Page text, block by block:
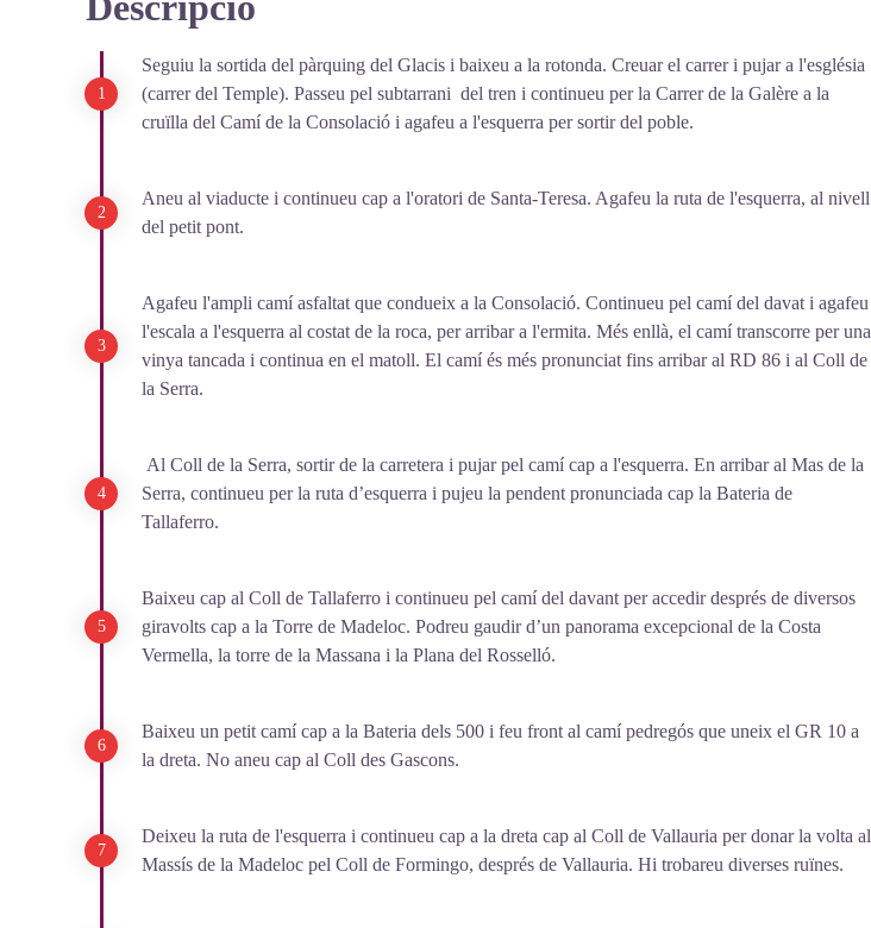
View picture in full screen
Seguiu la sortida del pàrquing del Glacis i baixeu a la rotonda. Creuar el carrer i pujar a l'església
(carrer del Temple). Passeu pel subtarrani del tren i continueu per la Carrer de la Galère a la
cruïlla del Camí de la Consolació i agafeu a l'esquerra per sortir del poble.
Aneu al viaducte i continueu cap a l'oratori de Santa-Teresa. Agafeu la ruta de l'esquerra, al nivell
del petit pont.
Agafeu l'ampli camí asfaltat que condueix a la Consolació. Continueu pel camí del davat i agafeu
l'escala a l'esquerra al costat de la roca, per arribar a l'ermita. Més enllà, el camí transcorre per una
vinya tancada i continua en el matoll. El camí és més pronunciat fins arribar al RD 86 i al Coll de
la Serra.
Al Coll de la Serra, sortir de la carretera i pujar pel camí cap a l'esquerra. En arribar al Mas de la
Serra, continueu per la ruta d’esquerra i pujeu la pendent pronunciada cap la Bateria de
Tallaferro.
Baixeu cap al Coll de Tallaferro i continueu pel camí del davant per accedir després de diversos
giravolts cap a la Torre de Madeloc. Podreu gaudir d’un panorama excepcional de la Costa
Vermella, la torre de la Massana i la Plana del Rosselló.
Baixeu un petit camí cap a la Bateria dels 500 i feu front al camí pedregós que uneix el GR 10 a
la dreta. No aneu cap al Coll des Gascons.
Deixeu la ruta de l'esquerra i continueu cap a la dreta cap al Coll de Vallauria per donar la volta al
Massís de la Madeloc pel Coll de Formingo, després de Vallauria. Hi trobareu diverses ruïnes.